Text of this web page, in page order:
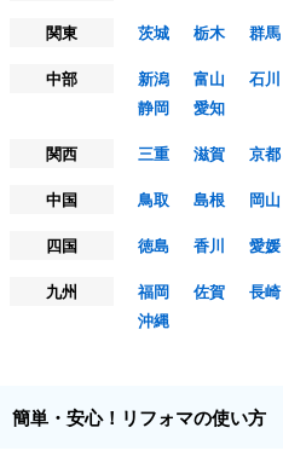
関東
茨城 栃木 群馬
中部
新潟 富山 石川
静岡
愛知
関西
三重 滋賀 京都
中国
鳥取 島根 岡山
四国
徳島 香川 愛媛
九州
福岡 佐賀 長崎
沖縄
簡単・安心！リフォマの使い方